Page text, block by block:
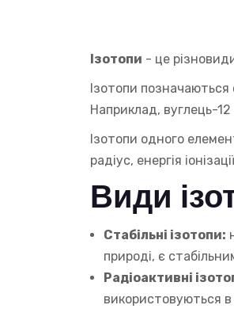
Ізотопи - це
Ізотопи позначаються
Наприклад, вуглець-
Ізотопи одного
радіус, енергія
Види
Стабільні ізотопи:
природі, є
Радіоактивні
використовуються